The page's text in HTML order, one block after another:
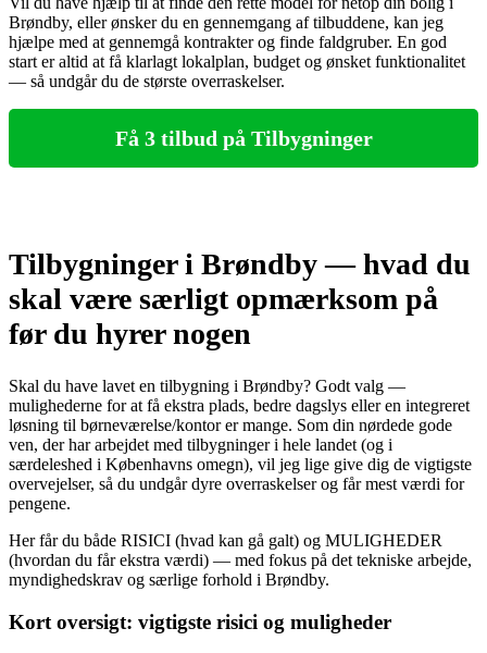
Brøndby, eller ønsker du en gennemgang af tilbuddene, kan jeg
hjælpe med at gennemgå kontrakter og finde faldgruber. En god
start er altid at få klarlagt lokalplan, budget og ønsket funktionalitet
— så undgår du de største overraskelser.
Få 3 tilbud på Tilbygninger
Tilbygninger i Brøndby — hvad du
skal være særligt opmærksom på
før du hyrer nogen
Skal du have lavet en tilbygning i Brøndby? Godt valg —
mulighederne for at få ekstra plads, bedre dagslys eller en integreret
løsning til børneværelse/kontor er mange. Som din nørdede gode
ven, der har arbejdet med tilbygninger i hele landet (og i
særdeleshed i Københavns omegn), vil jeg lige give dig de vigtigste
overvejelser, så du undgår dyre overraskelser og får mest værdi for
pengene.
Her får du både RISICI (hvad kan gå galt) og MULIGHEDER
(hvordan du får ekstra værdi) — med fokus på det tekniske arbejde,
myndighedskrav og særlige forhold i Brøndby.
Kort oversigt: vigtigste risici og muligheder